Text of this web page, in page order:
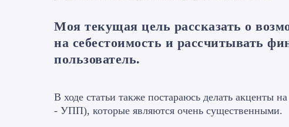
Моя текущая цель рассказать о
на себестоимость и рассчитывать
пользователь.
В ходе статьи также постараюсь делать акценты
- УПП), которые являются очень существенными.